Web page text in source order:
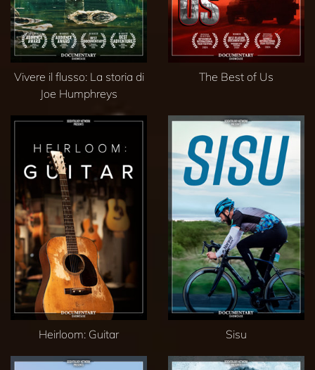
Vivere il flusso: La storia di
Joe Humphreys
The Best of Us
Heirloom: Guitar Sisu